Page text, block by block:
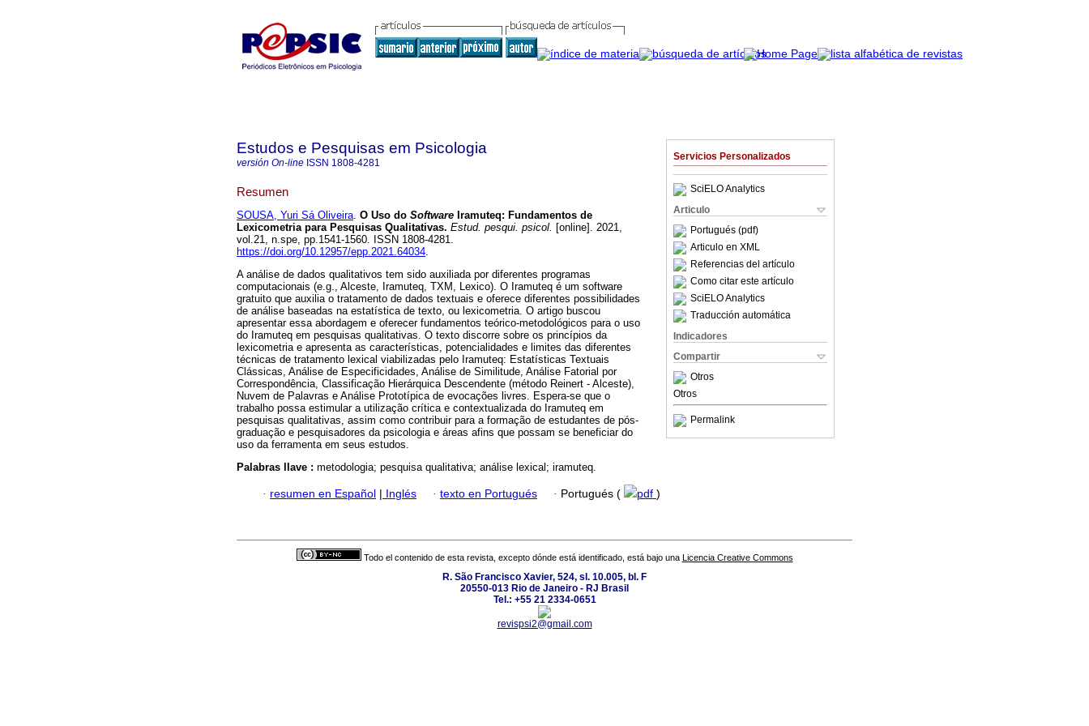
Servicios Personalizados
SciELO Analytics
Articulo
Portugués (pdf)
Articulo en XML
Referencias del artículo
Como citar este artículo
SciELO Analytics
Traducción automática
Indicadores
Compartir
Otros
Otros
Permalink
Estudos e Pesquisas em Psicologia
versión On-line ISSN 1808-4281
Resumen
SOUSA, Yuri Sá Oliveira. O Uso do Software Iramuteq: Fundamentos de
Lexicometria para Pesquisas Qualitativas. Estud. pesqui. psicol. [online]. 2021,
vol.21, n.spe, pp.1541-1560. ISSN 1808-4281.
https://doi.org/10.12957/epp.2021.64034.
A análise de dados qualitativos tem sido auxiliada por diferentes programas
computacionais (e.g., Alceste, Iramuteq, TXM, Lexico). O Iramuteq é um software
gratuito que auxilia o tratamento de dados textuais e oferece diferentes possibilidades
de análise baseadas na estatística de texto, ou lexicometria. O artigo buscou
apresentar essa abordagem e oferecer fundamentos teórico-metodológicos para o uso
do Iramuteq em pesquisas qualitativas. O texto discorre sobre os princípios da
lexicometria e apresenta as características, potencialidades e limites das diferentes
técnicas de tratamento lexical viabilizadas pelo Iramuteq: Estatísticas Textuais
Clássicas, Análise de Especificidades, Análise de Similitude, Análise Fatorial por
Correspondência, Classificação Hierárquica Descendente (método Reinert - Alceste),
Nuvem de Palavras e Análise Prototípica de evocações livres. Espera-se que o
trabalho possa estimular a utilização crítica e contextualizada do Iramuteq em
pesquisas qualitativas, assim como contribuir para a formação de estudantes de pós-
graduação e pesquisadores da psicologia e áreas afins que possam se beneficiar do
uso da ferramenta em seus estudos.
Palabras llave : metodologia; pesquisa qualitativa; análise lexical; iramuteq.
· resumen en Español | Inglés · texto en Portugués · Portugués ( pdf )
Todo el contenido de esta revista, excepto dónde está identificado, está bajo una Licencia Creative Commons
R. São Francisco Xavier, 524, sl. 10.005, bl. F
20550-013 Rio de Janeiro - RJ Brasil
Tel.: +55 21 2334-0651
revispsi2@gmail.com